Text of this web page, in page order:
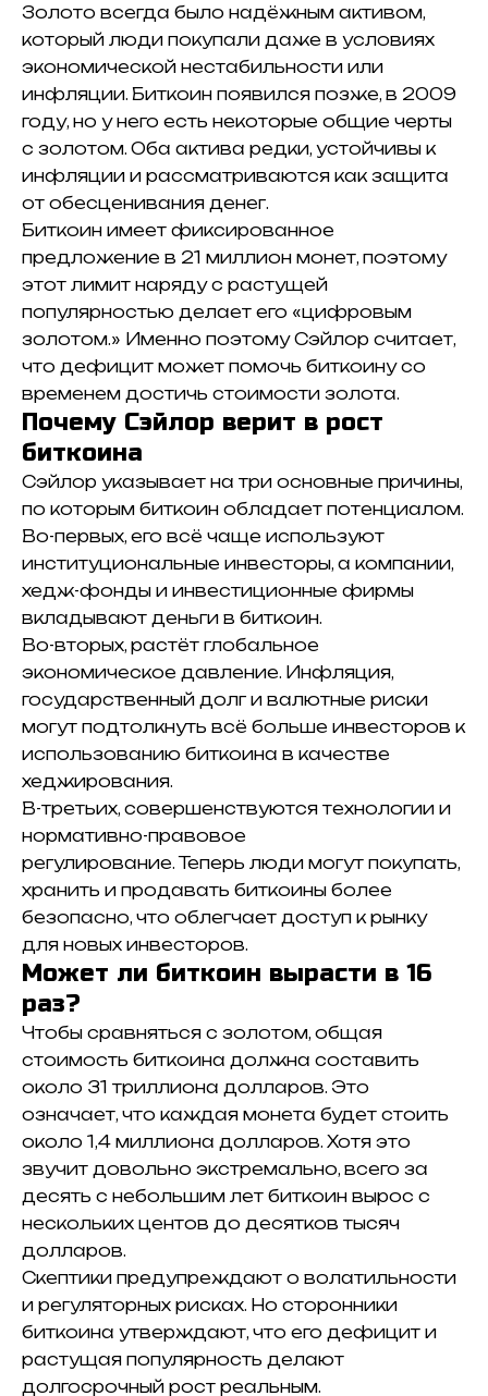
Золото всегда было надёжным активом,
который люди покупали даже в условиях
экономической нестабильности или
инфляции. Биткоин появился позже, в 2009
году, но у него есть некоторые общие черты
с золотом. Оба актива редки, устойчивы к
инфляции и рассматриваются как защита
от обесценивания денег.
Биткоин имеет фиксированное
предложение в 21 миллион монет, поэтому
этот лимит наряду с растущей
популярностью делает его «цифровым
золотом.» Именно поэтому Сэйлор считает,
что дефицит может помочь биткоину со
временем достичь стоимости золота.
Почему Сэйлор верит в рост
биткоина
Сэйлор указывает на три основные причины,
по которым биткоин обладает потенциалом.
Во-первых, его всё чаще используют
институциональные инвесторы, а компании,
хедж-фонды и инвестиционные фирмы
вкладывают деньги в биткоин.
Во-вторых, растёт глобальное
экономическое давление. Инфляция,
государственный долг и валютные риски
могут подтолкнуть всё больше инвесторов к
использованию биткоина в качестве
хеджирования.
В-третьих, совершенствуются технологии и
нормативно-правовое
регулирование.Теперь люди могут покупать,
хранить и продавать биткоины более
безопасно, что облегчает доступ к рынку
для новых инвесторов.
Может ли биткоин вырасти в 16
раз?
Чтобы сравняться с золотом, общая
стоимость биткоина должна составить
около 31 триллиона долларов. Это
означает, что каждая монета будет стоить
около 1,4 миллиона долларов. Хотя это
звучит довольно экстремально, всего за
десять с небольшим лет биткоин вырос с
нескольких центов до десятков тысяч
долларов.
Скептики предупреждают о волатильности
и регуляторных рисках. Но сторонники
биткоина утверждают, что его дефицит и
растущая популярность делают
долгосрочный рост реальным.